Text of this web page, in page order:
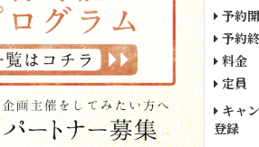
予約
予約
料金
定員
キャ
登録